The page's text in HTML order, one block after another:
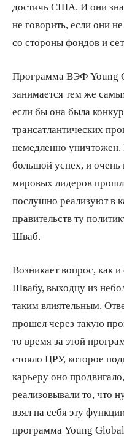
достичь США. И они
не говорить, если они
со стороны фондов и
Программа ВЭФ Young
занимается тем же
если бы она была
трансатлантических
немедленно уничтожен.
большой успех, и очень
мировых лидеров
послушно реализуют в
правительств ту
Шваб.
Возникает вопрос, как
Швабу, выходцу из
таким влиятельным.
прошел через такую
то время за этой
стояло ЦРУ, которое
карьеру оно
реализовывали то, что
взял на себя эту
программа Young